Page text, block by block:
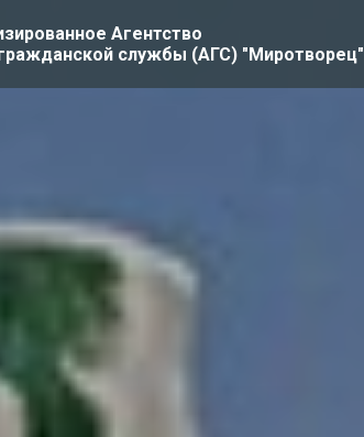
Агентство
службы (АГС) "Миротворец"